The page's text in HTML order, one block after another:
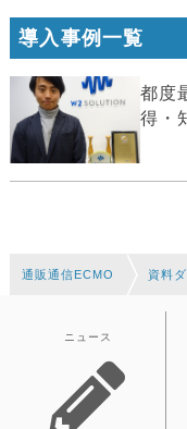
導入事例一覧
都度
得・
通販通信ECMO 資料
ニュース